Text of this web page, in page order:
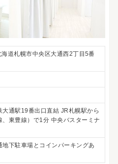
道札幌市中央区大通西2丁目5番
大通駅19番出口直結 JR札幌駅から
、東豊線）で1分 中央バスターミナ
地下駐車場とコインパーキングあ